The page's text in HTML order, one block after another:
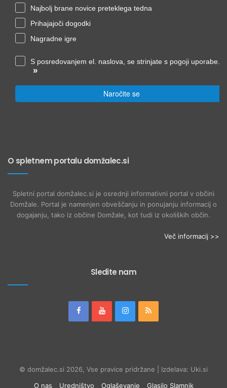
Najbolj brane novice preteklega tedna
Prihajajoči dogodki
Nagradne igre
S posredovanjem el. naslova, se strinjate s pogoji uporabe.
»
Naročite se
O spletnem portalu domžalec.si
Spletni portal domžalec.si je osrednji informativni portal v občini
Domžale. Portal je namenjen obveščanju in ponujanju informacij o
dogajanju, tako iz občine Domžale, kot tudi iz okoliških občin.
Več informacij >>
Sledite nam
© domžalec.si 2026, Vse pravice pridržane | Izdelava: Uki.si
O nas
Uredništvo Oglaševanje Glasilo Slamnik